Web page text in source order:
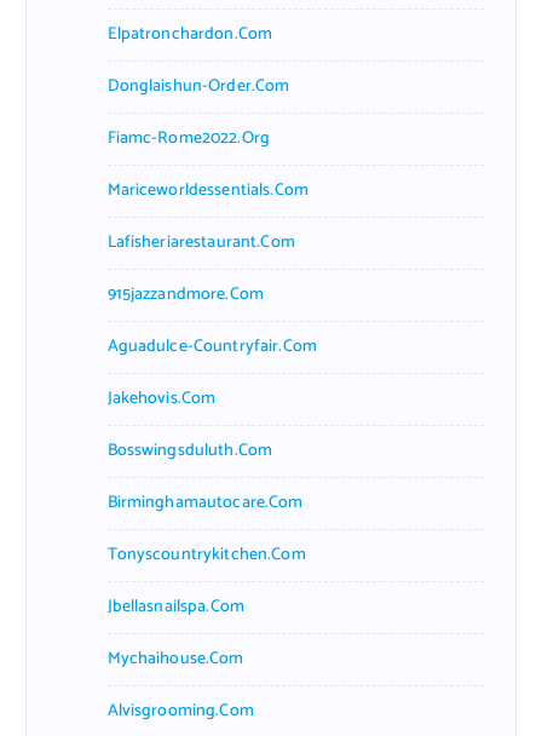
Elpatronchardon.com
Donglaishun-Order.com
Fiamc-Rome2022.org
Mariceworldessentials.com
Lafisheriarestaurant.com
915jazzandmore.com
Aguadulce-Countryfair.com
Jakehovis.com
Bosswingsduluth.com
Birminghamautocare.com
Tonyscountrykitchen.com
Jbellasnailspa.com
Mychaihouse.com
Alvisgrooming.com